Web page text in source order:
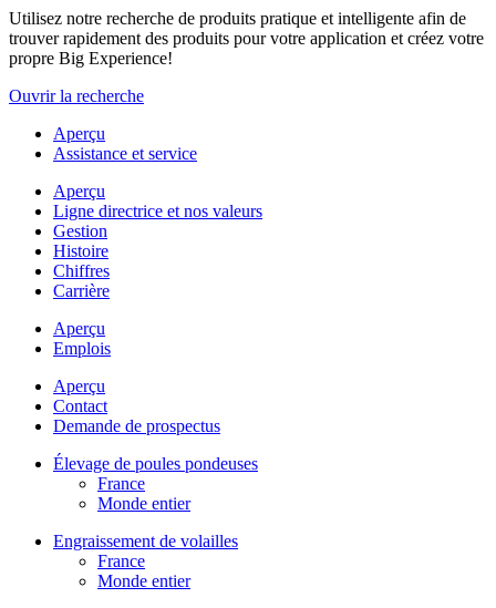
Utilisez notre recherche de produits pratique et intelligente afin de
trouver rapidement des produits pour votre application et créez votre
propre Big Experience!
Ouvrir la recherche
Aperçu
Assistance et service
Aperçu
Ligne directrice et nos valeurs
Gestion
Histoire
Chiffres
Carrière
Aperçu
Emplois
Aperçu
Contact
Demande de prospectus
Élevage de poules pondeuses
France
Monde entier
Engraissement de volailles
France
Monde entier